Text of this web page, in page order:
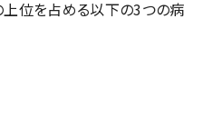
位を占める以下の3つの病